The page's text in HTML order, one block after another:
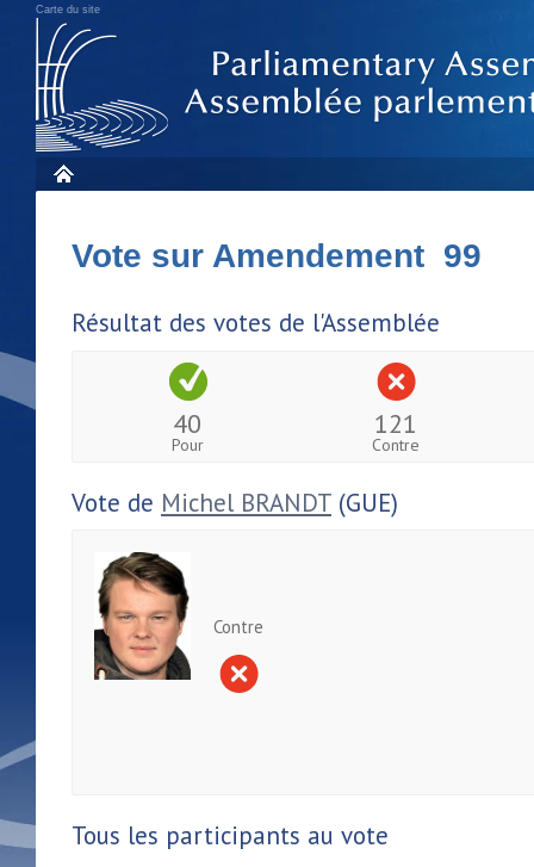
Carte du site
Vote sur Amendement 99
Résultat des votes de l'Assemblée
40
Pour
121
Contre
Vote de Michel BRANDT (GUE)
Contre
Tous les participants au vote